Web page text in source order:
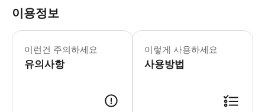
이용정보
이런건 주의하세요
유의사항
📌주의사항 ・"단기체류"자격을 가진
이렇게 사용하세요
사용방법